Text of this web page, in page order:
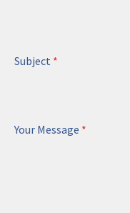
Subject *
Your Message *